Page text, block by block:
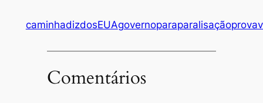
caminhadizdosEUAgovernoparaparalisação
Comentários